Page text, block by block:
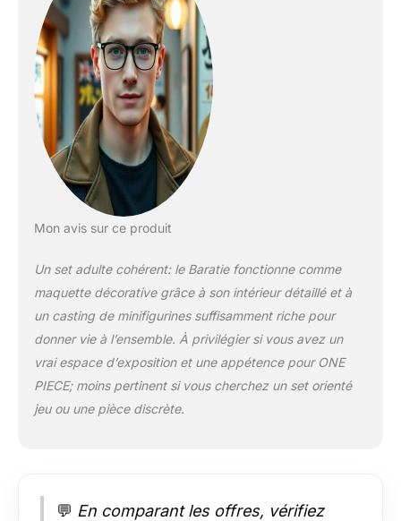
Luffy, Zoro, Nami,
Usopp, Sanji, Zeff,
Garp, Hermep, Kobby
et Mihawk Intérieur
détaillé et accessible
– Ce modèle décoratif
en forme de navire
renferme de
nombreuses pièces,
ustensils, une salle à
de Zeff et la salle du
trésor Accessoires
fidèles à la série – Le
kit comprend de
distinctif de Mihawk
Mon avis sur ce produit
Un set adulte cohérent: le Baratie fonctionne comme
maquette décorative grâce à son intérieur détaillé et à
un casting de minifigurines suffisamment riche pour
donner vie à l’ensemble. À privilégier si vous avez un
vrai espace d’exposition et une appétence pour ONE
PIECE; moins pertinent si vous cherchez un set orienté
jeu ou une pièce discrète.
💬 En comparant les offres, vérifiez